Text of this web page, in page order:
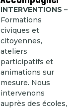
INTERVENTIONS –
Formations
civiques et
citoyennes,
ateliers
participatifs et
animations sur
mesure. Nous
intervenons
auprès des écoles,